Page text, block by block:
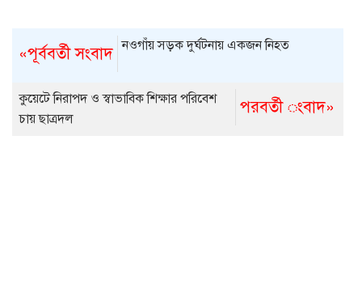
«পূর্ববর্তী সংবাদ নওগাঁয় সড়ক দুর্ঘটনায় একজন নিহত
পরবর্তী ংবাদ»
কুয়েটে নিরাপদ ও স্বাভাবিক শিক্ষার পরিবেশ
চায় ছাত্রদল